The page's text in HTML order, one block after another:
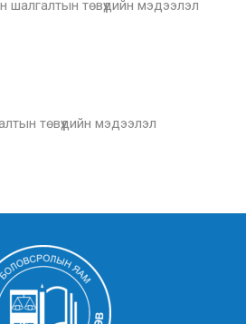
шалгалтын төвүүдийн мэдээлэл
төвүүдийн мэдээлэл